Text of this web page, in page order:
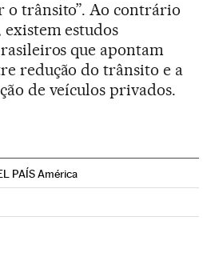
o trânsito”. Ao contrário
estudos
que apontam
redução do trânsito e a
de veículos privados.
PAÍS América
en Twitter
Brasil en Facebook